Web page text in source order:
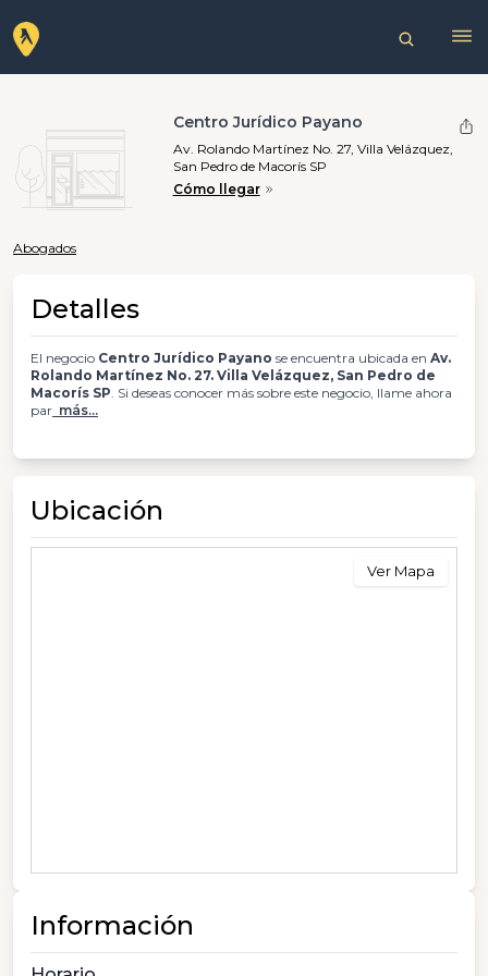
Centro Jurídico Payano
Av. Rolando Martínez No. 27, Villa Velázquez,
San Pedro de Macorís SP
Cómo llegar
Abogados
Detalles
El negocio Centro Jurídico Payano se encuentra ubicada en Av.
Rolando Martínez No. 27. Villa Velázquez, San Pedro de
Macorís SP. Si deseas conocer más sobre este negocio, llame ahora
par más...
Ubicación
Ver Mapa
Información